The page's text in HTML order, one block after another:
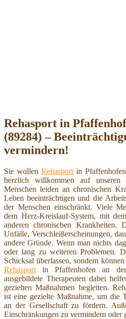
Rehasport in
(89284) –
vermindern!
Sie wollen Rehasport in
herzlich willkommen auf unseren
Menschen leiden an chronischen
Leben beeinträchtigen und die
der Menschen einschränkt. Viele
dem Herz-Kreislauf-System, mit
anderen chronischen Krankheiten.
Unfälle, Verschleißerscheinungen,
andere Gründe. Wenn man nichts
oder lang zu weiteren Problemen.
Schicksal überlassen, sondern
Rehasport in Pfaffenhofen an
ausgebildete Therapeuten dabei
gezielten Maßnahmen begleiten.
ist eine gezielte Maßnahme, um die
an der Gesellschaft zu fördern.
Einschränkungen zu vermindern oder